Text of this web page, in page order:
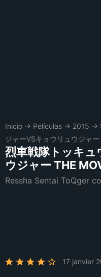
Inicio → Películas → 2015 →
ジャーVSキョウリュウジャ
烈車戦隊トッキュ
ウジャー THE
Ressha Sentai ToQger
17 janvier